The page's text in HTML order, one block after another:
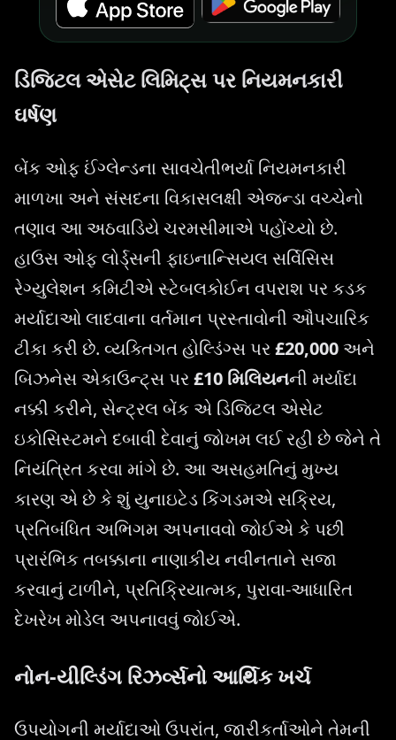
ડિજિટલ એસેટ લિમિટ્સ પર નિયમનકારી
ઘર્ષણ
બેંક ઓફ ઈંગ્લેન્ડના સાવચેતીભર્યા નિયમનકારી
માળખા અને સંસદના વિકાસલક્ષી એજન્ડા વચ્ચેનો
તણાવ આ અઠવાડિયે ચરમસીમાએ પહોંચ્યો છે.
હાઉસ ઓફ લોર્ડ્સની ફાઇનાન્સિયલ સર્વિસિસ
રેગ્યુલેશન કમિટીએ સ્ટેબલકોઈન વપરાશ પર કડક
મર્યાદાઓ લાદવાના વર્તમાન પ્રસ્તાવોની ઔપચારિક
ટીકા કરી છે. વ્યક્તિગત હોલ્ડિંગ્સ પર£20,000 અને
બિઝનેસ એકાઉન્ટ્સ પર£10 મિલિયનની મર્યાદા
નક્કી કરીને, સેન્ટ્રલ બેંક એ ડિજિટલ એસેટ
ઇકોસિસ્ટમને દબાવી દેવાનું જોખમ લઈ રહી છે જેને તે
નિયંત્રિત કરવા માંગે છે. આ અસહમતિનું મુખ્ય
કારણ એ છે કે શું યુનાઇટેડ કિંગડમએ સક્રિય,
પ્રતિબંધિત અભિગમ અપનાવવો જોઈએ કે પછી
પ્રારંભિક તબક્કાના નાણાકીય નવીનતાને સજા
કરવાનું ટાળીને, પ્રતિક્રિયાત્મક, પુરાવા-આધારિત
દેખરેખ મોડેલ અપનાવવું જોઈએ.
નોન-યીલ્ડિંગ રિઝર્વ્સનો આર્થિક ખર્ચ
ઉપયોગની મર્યાદાઓ ઉપરાંત, જારીકર્તાઓને તેમની